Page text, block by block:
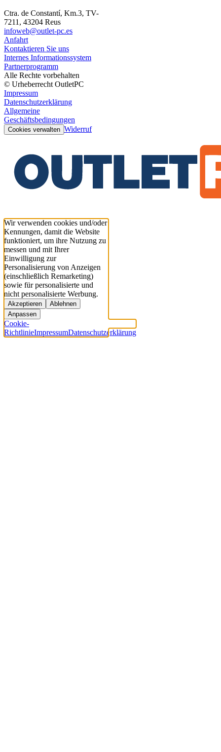
Ctra. de Constantí, Km.3, TV-
7211, 43204 Reus
infoweb@outlet-pc.es
Anfahrt
Kontaktieren Sie uns
Internes Informationssystem
Partnerprogramm
Alle Rechte vorbehalten
© Urheberrecht OutletPC
Impressum
Datenschutzerklärung
Allgemeine
Geschäftsbedingungen
Cookies verwalten Widerruf
Wir verwenden cookies und/oder
Kennungen, damit die Website
funktioniert, um ihre Nutzung zu
messen und mit Ihrer
Einwilligung zur
Personalisierung von Anzeigen
(einschließlich Remarketing)
sowie für personalisierte und
nicht personalisierte Werbung.
Akzeptieren
Ablehnen
Anpassen
Cookie-
RichtlinieImpressumDatenschutzerklärung